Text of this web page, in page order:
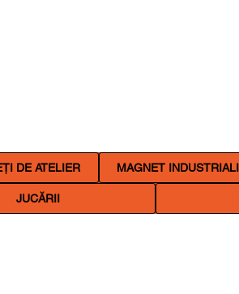
DE ATELIER MAGNET INDUSTRIALI
JUCĂRII